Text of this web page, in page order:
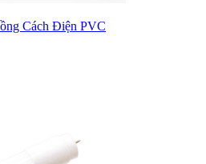
Cách Điện PVC